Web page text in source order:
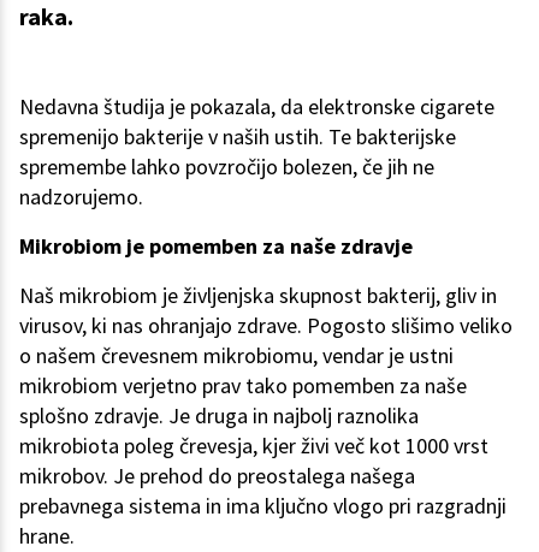
raka.
Nedavna študija je pokazala, da elektronske cigarete
spremenijo bakterije v naših ustih. Te bakterijske
spremembe lahko povzročijo bolezen, če jih ne
nadzorujemo.
Mikrobiom je pomemben za naše zdravje
Naš mikrobiom je življenjska skupnost bakterij, gliv in
virusov, ki nas ohranjajo zdrave. Pogosto slišimo veliko
o našem črevesnem mikrobiomu, vendar je ustni
mikrobiom verjetno prav tako pomemben za naše
splošno zdravje. Je druga in najbolj raznolika
mikrobiota poleg črevesja, kjer živi več kot 1000 vrst
mikrobov. Je prehod do preostalega našega
prebavnega sistema in ima ključno vlogo pri razgradnji
hrane.